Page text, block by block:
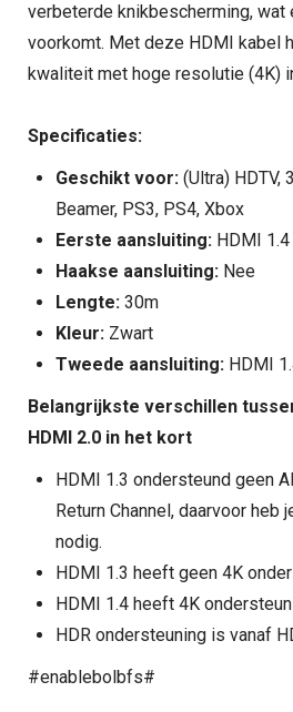
verbeterde knikbescherming, wat
voorkomt. Met deze HDMI kabel
kwaliteit met hoge resolutie (4K)
Specificaties:
Geschikt voor: (Ultra) HDTV,
Beamer, PS3, PS4, Xbox
Eerste aansluiting: HDMI 1.4
Haakse aansluiting: Nee
Lengte: 30m
Kleur: Zwart
Tweede aansluiting: HDMI
Belangrijkste verschillen
HDMI 2.0 in het kort
HDMI 1.3 ondersteund geen
Return Channel, daarvoor heb
nodig.
HDMI 1.3 heeft geen 4K
HDMI 1.4 heeft 4K
HDR ondersteuning is vanaf
#enablebolbfs#